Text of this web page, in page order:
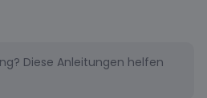
Diese Anleitungen helfen